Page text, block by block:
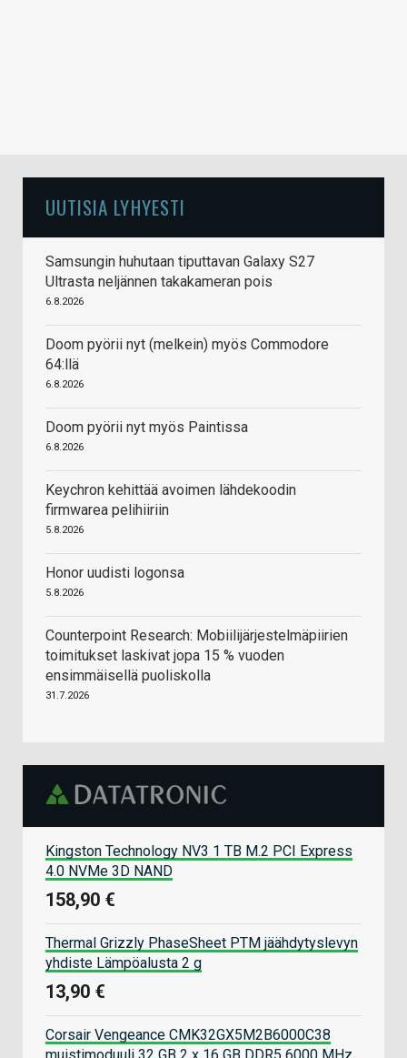
UUTISIA LYHYESTI
Samsungin huhutaan tiputtavan Galaxy S27
Ultrasta neljännen takakameran pois
6.8.2026
Doom pyörii nyt (melkein) myös Commodore
64:llä
6.8.2026
Doom pyörii nyt myös Paintissa
6.8.2026
Keychron kehittää avoimen lähdekoodin
firmwarea pelihiiriin
5.8.2026
Honor uudisti logonsa
5.8.2026
Counterpoint Research: Mobiilijärjestelmäpiirien
toimitukset laskivat jopa 15 % vuoden
ensimmäisellä puoliskolla
31.7.2026
Kingston Technology NV3 1 TB M.2 PCI Express
4.0 NVMe 3D NAND
158,90 €
Thermal Grizzly PhaseSheet PTM jäähdytyslevyn
yhdiste Lämpöalusta 2 g
13,90 €
Corsair Vengeance CMK32GX5M2B6000C38